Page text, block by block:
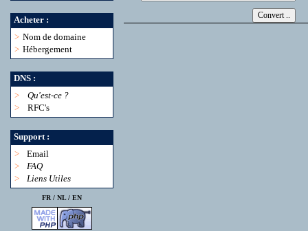
Acheter :
> Nom de domaine
> Hébergement
DNS :
>
Qu'est-ce ?
>
RFC's
Support :
>
Email
>
FAQ
>
Liens Utiles
FR / NL/ EN